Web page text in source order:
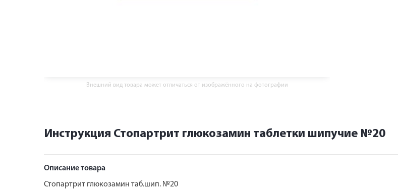
Внешний вид товара может отличаться от изображённого на фотографии
Инструкция Стопартрит глюкозамин таблетки шипучие №20
Описание товара
Стопартрит глюкозамин таб.шип. №20